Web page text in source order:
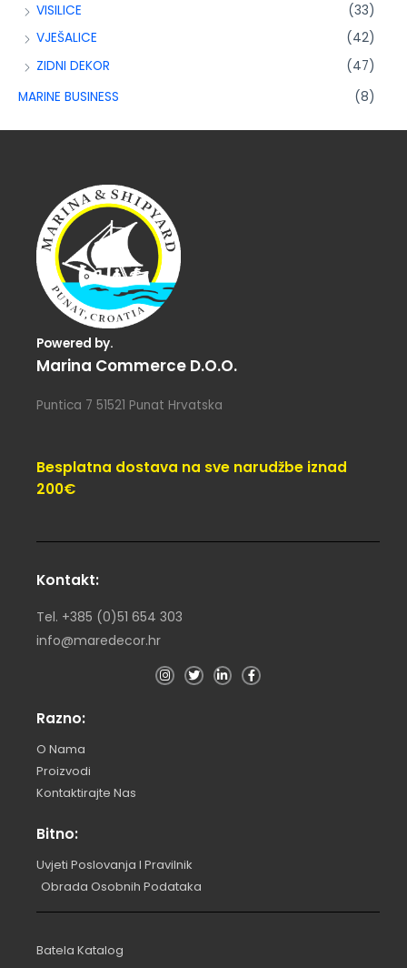
VISILICE
(33)
VJEŠALICE
(42)
ZIDNI DEKOR
(47)
MARINE BUSINESS
(8)
Powered by.
Marina Commerce D.o.o.
Puntica 7 51521 Punat Hrvatska
Besplatna dostava na sve narudžbe iznad
200€
Kontakt:
Tel. +385 (0)51 654 303
info@maredecor.hr
Razno:
O Nama
Proizvodi
Kontaktirajte Nas
Bitno:
Uvjeti Poslovanja I Pravilnik
Obrada Osobnih Podataka
Batela Katalog